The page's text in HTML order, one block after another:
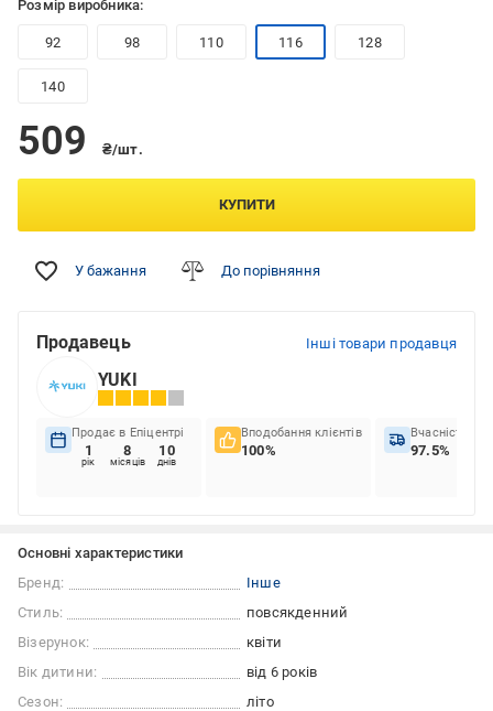
Розмір виробника:
92 98 110 116 128
140
509 ₴/шт.
КУПИТИ
У бажання До порівняння
Продавець Інші товари продавця
YUKI
Продає в Епіцентрі
1
рік
8
місяців
10
днів
Вподобання клієнтів
100%
Вчасність
97.5%
Основні характеристики
Бренд:
Інше
Стиль:
повсякденний
Візерунок:
квіти
Вік дитини:
від 6 років
Сезон:
літо